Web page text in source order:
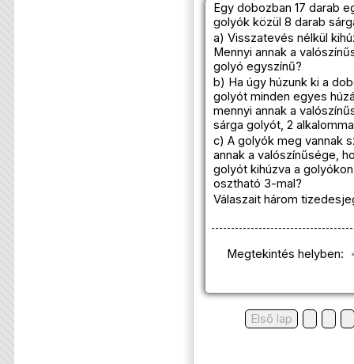
Egy dobozban 17 darab
golyók közül 8 darab
a) Visszatevés nélkül
Mennyi annak a
golyó egyszínű?
b) Ha úgy húzunk ki a
golyót minden egyes
mennyi annak a
sárga golyót, 2
c) A golyók meg vannak
annak a valószínűsége,
golyót kihúzva a
osztható 3-mal?
Válaszait három
Megtekintés helyben:
Első lap